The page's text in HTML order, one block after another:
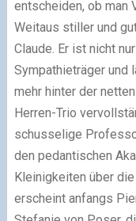
entscheiden, ob man
Weitaus stiller und
Claude. Er ist nicht
Sympathieträger und
mehr hinter der
Herren-Trio
schusselige
den pedantischen
Kleinigkeiten über
erscheint anfangs